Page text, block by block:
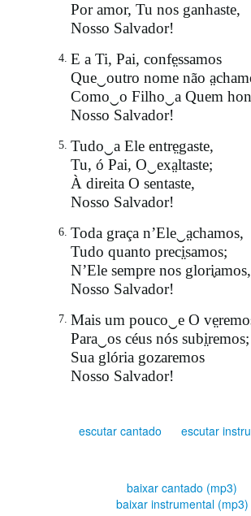
Por amor, Tu nos ganhaste,
Nosso Salvador!
4. E a Ti, Pai, confe̤ssamos
Que‿outro nome não
Como‿o Filho‿a Quem
Nosso Salvador!
5. Tudo‿a Ele entre̤gaste,
Tu, ó Pai, O‿exa̤ltaste;
À direita O sentaste,
Nosso Salvador!
6. Toda graça n’Ele‿a̤chamos,
Tudo quanto preci̤samos;
N’Ele sempre nos glori֪amos,
Nosso Salvador!
7. Mais um pouco‿e O
Para‿os céus nós subi̤remos;
Sua glória gozaremos
Nosso Salvador!
escutar cantado escutar
baixar cantado (mp3)
baixar instrumental (mp3)